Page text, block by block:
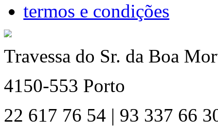
termos e condições
Travessa do Sr. da Boa
4150-553 Porto
22 617 76 54 | 93 337 66